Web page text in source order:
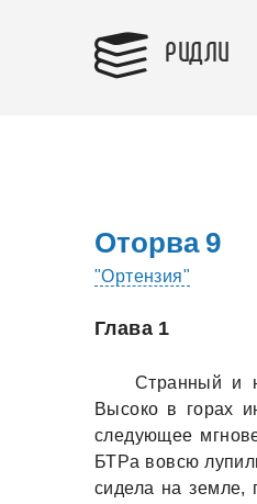
РИДЛИ
Оторва 9
"Ортензия"
Глава 1
Стрaнный и
Высоко в горaх
следующее
БТРa вовсю
сиделa нa земле,